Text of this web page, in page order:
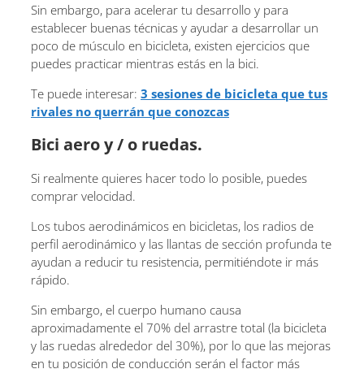
Sin embargo, para acelerar tu desarrollo y para
establecer buenas técnicas y ayudar a desarrollar un
poco de músculo en bicicleta, existen ejercicios que
puedes practicar mientras estás en la bici.
Te puede interesar: 3 sesiones de bicicleta que tus
rivales no querrán que conozcas
Bici aero y / o ruedas.
Si realmente quieres hacer todo lo posible, puedes
comprar velocidad.
Los tubos aerodinámicos en bicicletas, los radios de
perfil aerodinámico y las llantas de sección profunda te
ayudan a reducir tu resistencia, permitiéndote ir más
rápido.
Sin embargo, el cuerpo humano causa
aproximadamente el 70% del arrastre total (la bicicleta
y las ruedas alrededor del 30%), por lo que las mejoras
en tu posición de conducción serán el factor más